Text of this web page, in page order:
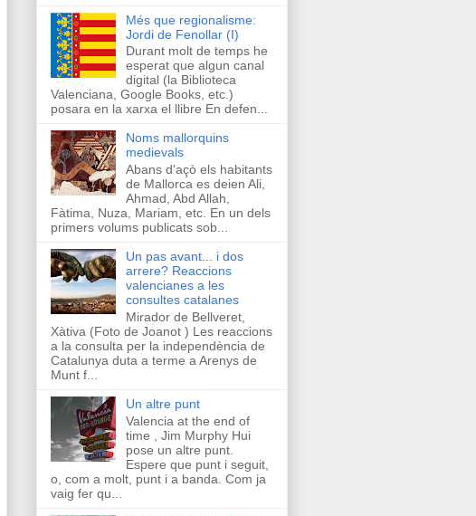
Més que regionalisme:
Jordi de Fenollar (I)
Durant molt de temps he
esperat que algun canal
digital (la Biblioteca
Valenciana, Google Books, etc.)
posara en la xarxa el llibre En defen...
Noms mallorquins
medievals
Abans d'açò els habitants
de Mallorca es deien Ali,
Ahmad, Abd Allah,
Fàtima, Nuza, Mariam, etc. En un dels
primers volums publicats sob...
Un pas avant... i dos
arrere? Reaccions
valencianes a les
consultes catalanes
Mirador de Bellveret,
Xàtiva (Foto de Joanot ) Les reaccions
a la consulta per la independència de
Catalunya duta a terme a Arenys de
Munt f...
Un altre punt
Valencia at the end of
time , Jim Murphy Hui
pose un altre punt.
Espere que punt i seguit,
o, com a molt, punt i a banda. Com ja
vaig fer qu...